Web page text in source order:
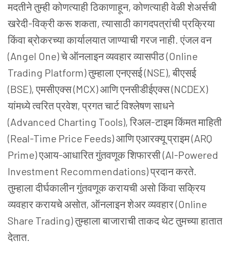
मदतीने तुम्ही कोणत्याही ठिकाणाहून, कोणत्याही वेळी शेअर्सची
खरेदी-विक्री करू शकता, त्यासाठी कागदपत्रांची प्रक्रिया
किंवा ब्रोकरच्या कार्यालयात जाण्याची गरज नाही. एंजल वन
(Angel One) चे ऑनलाइन व्यवहार व्यासपीठ (Online
Trading Platform) तुम्हाला एनएसई (NSE), बीएसई
(BSE), एमसीएक्स (MCX) आणि एनसीडीईएक्स (NCDEX)
यांमध्ये त्वरित प्रवेश, प्रगत चार्ट विश्लेषण साधने
(Advanced Charting Tools), रिअल-टाइम किंमत माहिती
(Real-Time Price Feeds) आणि एआरक्यू प्राइम (ARQ
Prime) एआय-आधारित गुंतवणूक शिफारसी (AI-Powered
Investment Recommendations) प्रदान करते.
तुम्हाला दीर्घकालीन गुंतवणूक करायची असो किंवा सक्रिय
व्यवहार करायचे असोत, ऑनलाइन शेअर व्यवहार (Online
Share Trading) तुम्हाला बाजाराची ताकद थेट तुमच्या हातात
देतात.